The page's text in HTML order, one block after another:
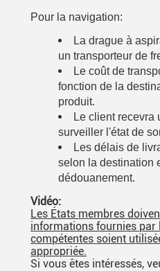
Pour la navigation:
La drague à
un transporteur de
Le coût de
fonction de la
produit.
Le client recevra
surveiller l'état de
Les délais de
selon la destination
dédouanement.
Vidéo:
Les États membres
informations fournies par
compétentes soient
appropriée.
Si vous êtes intéressés,